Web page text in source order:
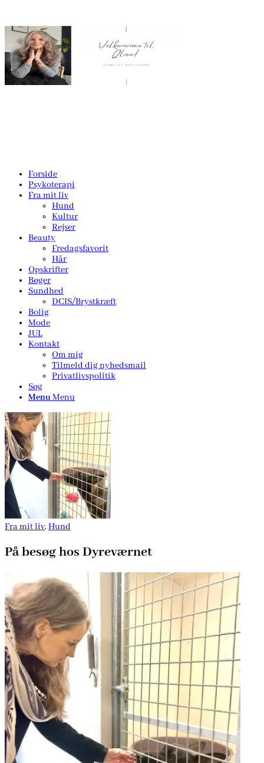
Forside
Psykoterapi
Fra mit liv
Hund
Kultur
Rejser
Beauty
Fredagsfavorit
Hår
Opskrifter
Bøger
Sundhed
DCIS/Brystkræft
Bolig
Mode
JUL
Kontakt
Om mig
Tilmeld dig nyhedsmail
Privatlivspolitik
Søg
MenuMenu
Fra mit liv,Hund
På besøg hos Dyreværnet